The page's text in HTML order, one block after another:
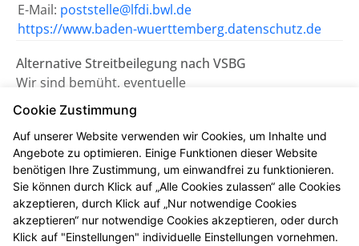
E-Mail: poststelle@lfdi.bwl.de
https://www.baden-wuerttemberg.datenschutz.de
Alternative Streitbeilegung nach VSBG
Wir sind bemüht, eventuelle
Meinungsverschiedenheiten aus unserem Vertrag
einvernehmlich beizulegen. Uns erreichen Sie dazu
auch per E-Mail unterturm.apo.leimen@pharma-
online.de.
Wir nehmen nicht an einem
Streitbeilegungsverfahren vor einer
Verbraucherschlichtungsstelle teil.
Cookie Zustimmung
Auf unserer Website verwenden wir Cookies, um Inhalte und
Angebote zu optimieren. Einige Funktionen dieser Website
benötigen Ihre Zustimmung, um einwandfrei zu funktionieren.
Sie können durch Klick auf „Alle Cookies zulassen“ alle Cookies
akzeptieren, durch Klick auf „Nur notwendige Cookies
akzeptieren“ nur notwendige Cookies akzeptieren, oder durch
Klick auf "Einstellungen" individuelle Einstellungen vornehmen.